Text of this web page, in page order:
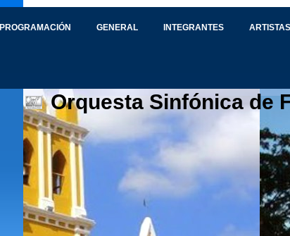
PROGRAMACIÓN GENERAL INTEGRANTES
Orquesta Sinfónica de